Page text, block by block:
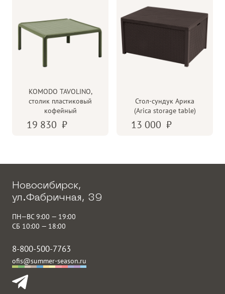
KOMODO TAVOLINO,
столик пластиковый
кофейный
19 830
Стол-сундук Арика
(Arica storage table)
13 000
Новосибирск,
ул.Фабричная, 39
ПН—ВС 9:00 — 19:00
СБ 10:00 — 18:00
8-800-500-7763
ofis@summer-season.ru